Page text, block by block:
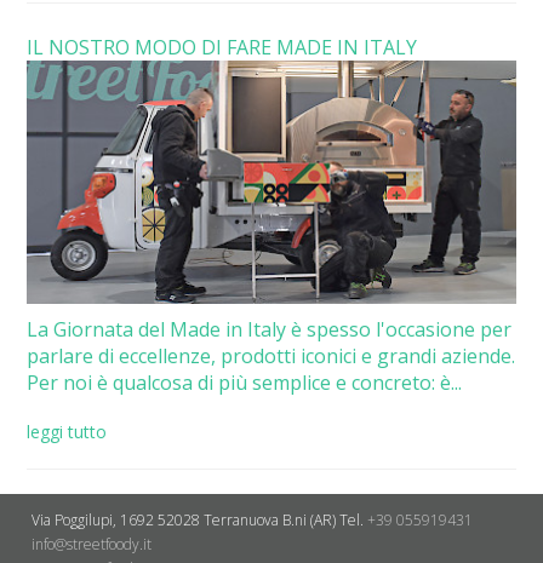
IL NOSTRO MODO DI FARE MADE IN ITALY
La Giornata del Made in Italy è spesso l'occasione per
parlare di eccellenze, prodotti iconici e grandi aziende.
Per noi è qualcosa di più semplice e concreto: è...
leggi tutto
Via Poggilupi, 1692 52028 Terranuova B.ni (AR)Tel. +39 055919431
info@streetfoody.it